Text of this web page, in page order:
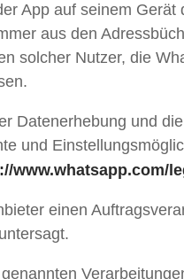
App auf seinem
aus den
solcher Nutzer, die
Datenerhebung und
und
www.whatsapp.com/
einen